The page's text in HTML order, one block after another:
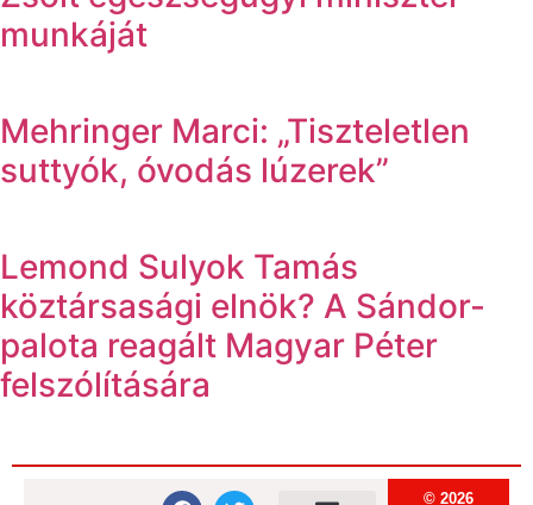
munkáját
Mehringer Marci: „Tiszteletlen
suttyók, óvodás lúzerek”
Lemond Sulyok Tamás
köztársasági elnök? A Sándor-
palota reagált Magyar Péter
felszólítására
© 2026